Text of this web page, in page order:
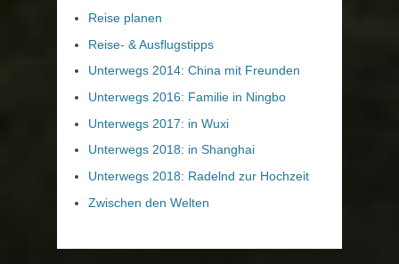
Reise planen
Reise- & Ausflugstipps
Unterwegs 2014: China mit Freunden
Unterwegs 2016: Familie in Ningbo
Unterwegs 2017: in Wuxi
Unterwegs 2018: in Shanghai
Unterwegs 2018: Radelnd zur Hochzeit
Zwischen den Welten